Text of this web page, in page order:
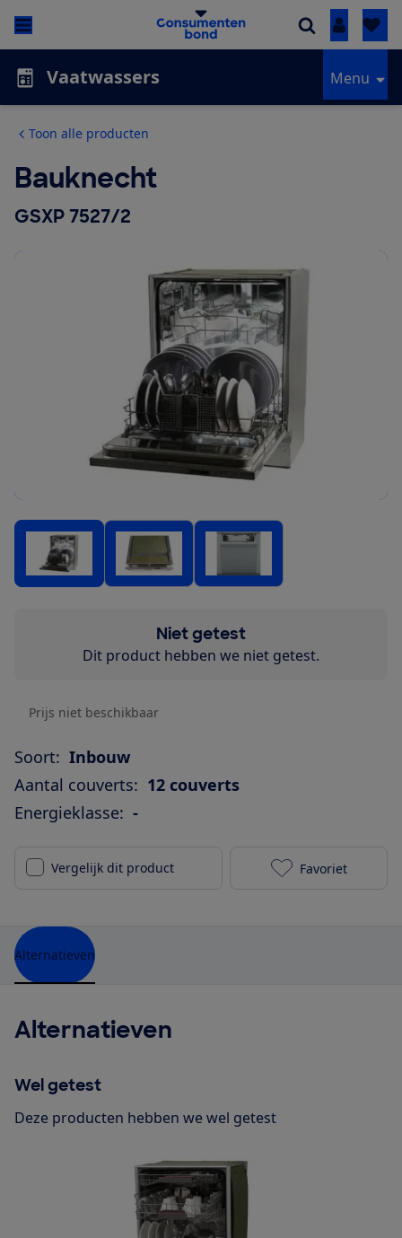
Inloggen
Vaatwassers Menu
Toon alle producten
Bauknecht
GSXP 7527/2
Niet getest
Dit product hebben we niet getest.
Prijs niet beschikbaar
Soort: Inbouw
Aantal couverts: 12 couverts
Energieklasse: -
Vergelijk dit product Bauknecht
Favoriet
Alternatieven
Alternatieven
Wel getest
Deze producten hebben we wel getest